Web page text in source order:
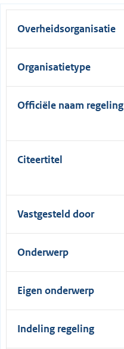
Overheidsorganisatie
Organisatietype
Officiële naam regeling
Citeertitel
Vastgesteld door
Onderwerp
Eigen onderwerp
Indeling regeling